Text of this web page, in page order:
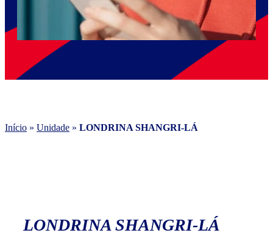
Início » Unidade » LONDRINA SHANGRI-LÁ
LONDRINA SHANGRI-LÁ